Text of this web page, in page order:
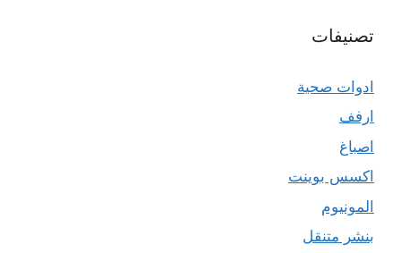
تصنيفات
ادوات صحية
ارفف
اصباغ
اكسس بوينت
المونيوم
بنشر متنقل